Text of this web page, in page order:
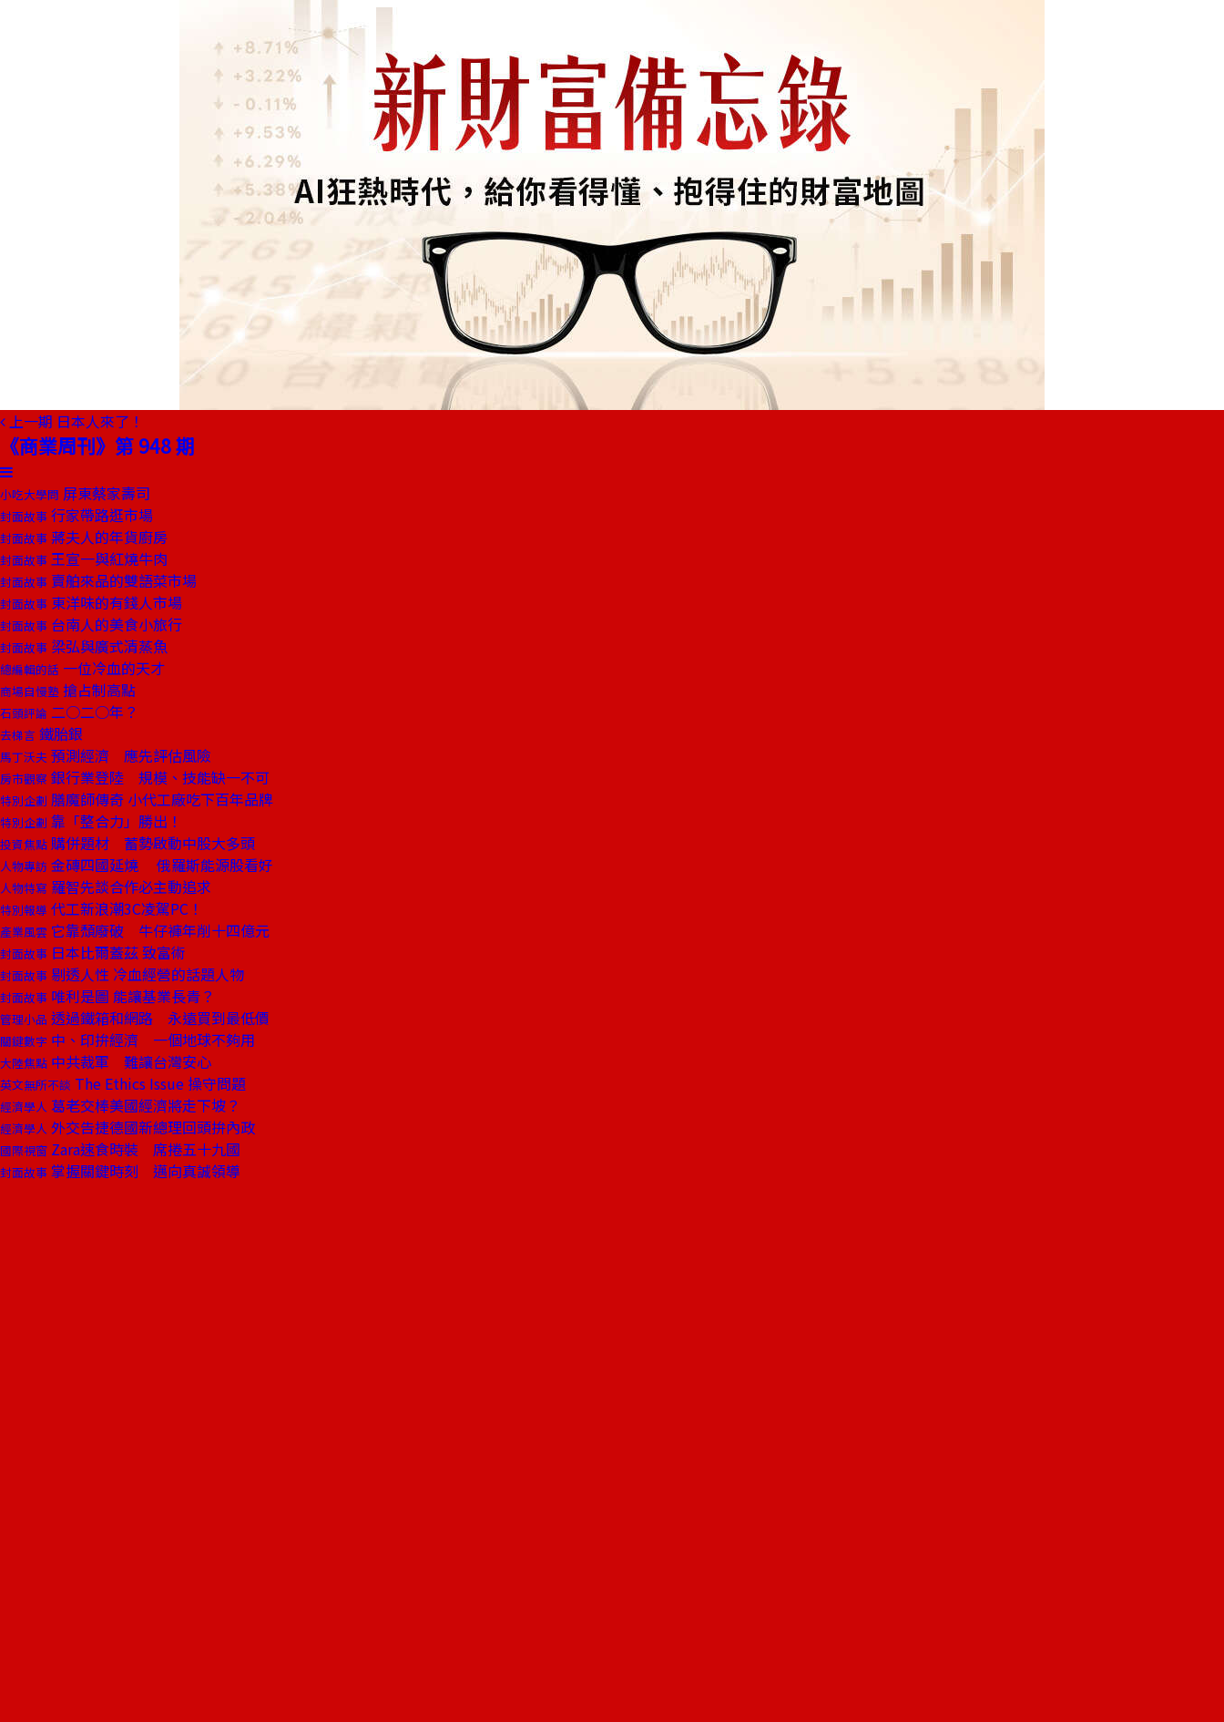
上一期 日本人來了！
《商業周刊》第 948 期
小吃大學問 屏東蔡家壽司
封面故事 行家帶路逛市場
封面故事 蔣夫人的年貨廚房
封面故事 王宣一與紅燒牛肉
封面故事 賣舶來品的雙語菜市場
封面故事 東洋味的有錢人市場
封面故事 台南人的美食小旅行
封面故事 梁弘與廣式清蒸魚
總編輯的話 一位冷血的天才
商場自慢塾 搶占制高點
石頭評論 二○二○年？
去梯言 鐵胎銀
馬丁沃夫 預測經濟 應先評估風險
房市觀察 銀行業登陸 規模、技能缺一不可
特別企劃 膳魔師傳奇 小代工廠吃下百年品牌
特別企劃 靠「整合力」勝出！
投資焦點 購併題材 蓄勢啟動中股大多頭
人物專訪 金磚四國延燒 俄羅斯能源股看好
人物特寫 羅智先談合作必主動追求
特別報導 代工新浪潮3C凌駕PC！
產業風雲 它靠頹廢破 牛仔褲年削十四億元
封面故事 日本比爾蓋茲 致富術
封面故事 剔透人性 冷血經營的話題人物
封面故事 唯利是圖 能讓基業長青？
管理小品 透過鐵箱和網路 永遠買到最低價
關鍵數字 中、印拚經濟 一個地球不夠用
大陸焦點 中共裁軍 難讓台灣安心
英文無所不談 The Ethics Issue 操守問題
經濟學人 葛老交棒美國經濟將走下坡？
經濟學人 外交告捷德國新總理回頭拚內政
國際視窗 Zara速食時裝 席捲五十九國
封面故事 掌握關鍵時刻 邁向真誠領導